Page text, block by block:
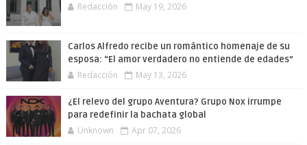
Redacción May 19, 2026
Carlos Alfredo recibe un romántico homenaje de su
esposa: “El amor verdadero no entiende de edades”
Redacción May 13, 2026
¿El relevo del grupo Aventura? Grupo Nox irrumpe
para redefinir la bachata global
Unknown Apr 07, 2026